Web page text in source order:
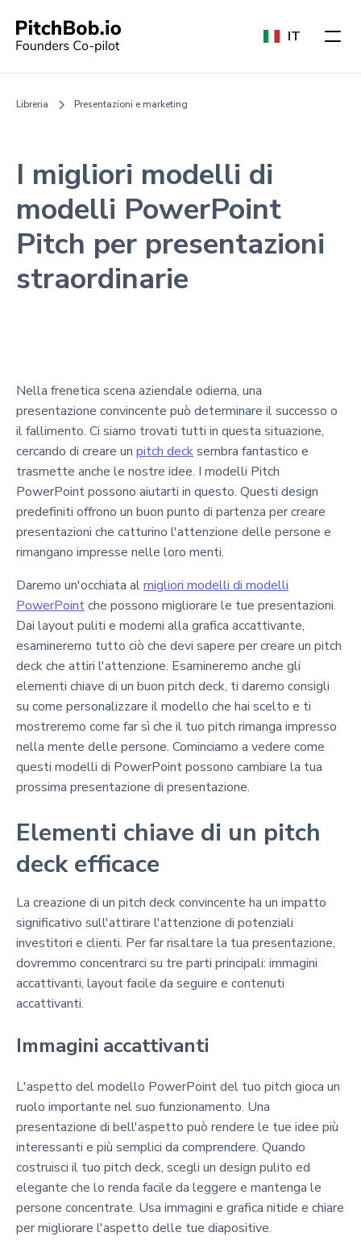
IT
Libreria Presentazioni e marketing
I migliori modelli di
modelli PowerPoint
Pitch per presentazioni
straordinarie
Nella frenetica scena aziendale odierna, una
presentazione convincente può determinare il successo o
il fallimento. Ci siamo trovati tutti in questa situazione,
cercando di creare un pitch decksembra fantastico e
trasmette anche le nostre idee. I modelli Pitch
PowerPoint possono aiutarti in questo. Questi design
predefiniti offrono un buon punto di partenza per creare
presentazioni che catturino l'attenzione delle persone e
rimangano impresse nelle loro menti.
Daremo un'occhiata almigliori modelli di modelli
PowerPointche possono migliorare le tue presentazioni.
Dai layout puliti e moderni alla grafica accattivante,
esamineremo tutto ciò che devi sapere per creare un pitch
deck che attiri l'attenzione. Esamineremo anche gli
elementi chiave di un buon pitch deck, ti daremo consigli
su come personalizzare il modello che hai scelto e ti
mostreremo come far sì che il tuo pitch rimanga impresso
nella mente delle persone. Cominciamo a vedere come
questi modelli di PowerPoint possono cambiare la tua
prossima presentazione di presentazione.
Elementi chiave di un pitch
deck efficace
La creazione di un pitch deck convincente ha un impatto
significativo sull'attirare l'attenzione di potenziali
investitori e clienti. Per far risaltare la tua presentazione,
dovremmo concentrarci su tre parti principali: immagini
accattivanti, layout facile da seguire e contenuti
accattivanti.
Immagini accattivanti
L'aspetto del modello PowerPoint del tuo pitch gioca un
ruolo importante nel suo funzionamento. Una
presentazione di bell'aspetto può rendere le tue idee più
interessanti e più semplici da comprendere. Quando
costruisci il tuo pitch deck, scegli un design pulito ed
elegante che lo renda facile da leggere e mantenga le
persone concentrate. Usa immagini e grafica nitide e chiare
per migliorare l'aspetto delle tue diapositive.